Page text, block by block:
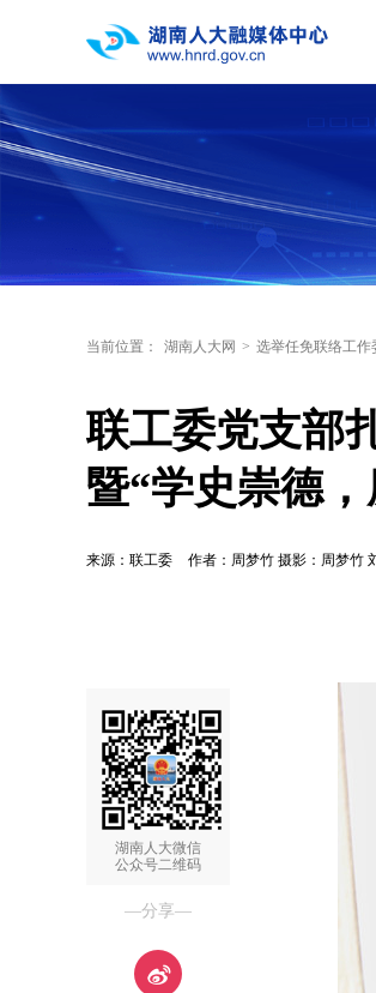
当前位置： 湖南人大网 > 选举任免联络工作
联工委党支部
暨“学史崇德
来源：联工委 作者：周梦竹 摄影：周梦竹
湖南人大微信
公众号二维码
—分享—